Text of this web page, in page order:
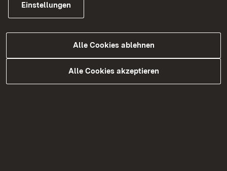
Einstellungen
Alle Cookies ablehnen
Alle Cookies akzeptieren